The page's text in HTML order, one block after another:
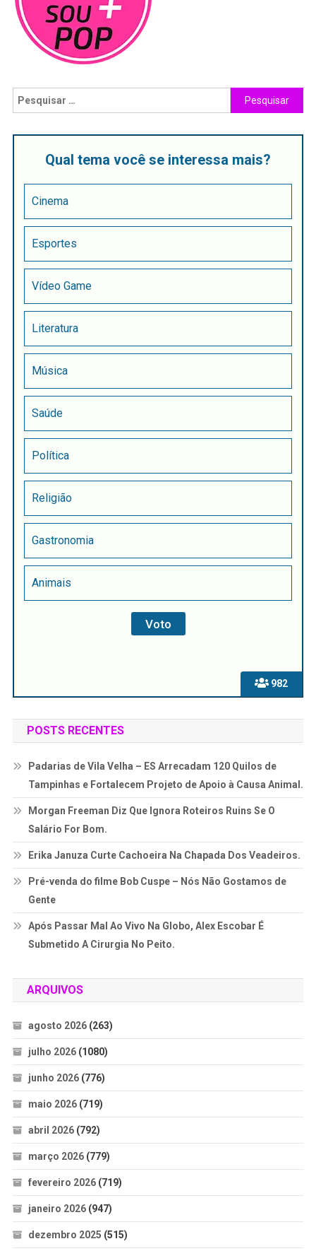
982
Qual tema você se interessa mais?
Cinema
Esportes
Vídeo Game
Literatura
Música
Saúde
Política
Religião
Gastronomia
Animais
POSTS RECENTES
Padarias de Vila Velha – ES Arrecadam 120 Quilos de
Tampinhas e Fortalecem Projeto de Apoio à Causa Animal.
Morgan Freeman Diz Que Ignora Roteiros Ruins Se O
Salário For Bom.
Erika Januza Curte Cachoeira Na Chapada Dos Veadeiros.
Pré-venda do filme Bob Cuspe – Nós Não Gostamos de
Gente
Após Passar Mal Ao Vivo Na Globo, Alex Escobar É
Submetido A Cirurgia No Peito.
ARQUIVOS
agosto 2026(263)
julho 2026(1080)
junho 2026(776)
maio 2026(719)
abril 2026(792)
março 2026(779)
fevereiro 2026(719)
janeiro 2026(947)
dezembro 2025 (515)